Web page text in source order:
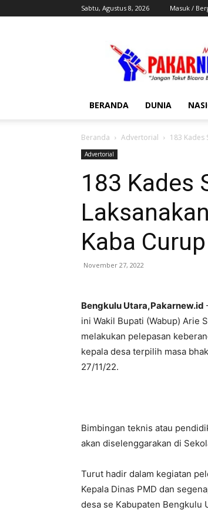
Sabtu, Agustus 8, 2026 Masuk /
BERANDA DUNIA
Beranda Advertorial 183 Kades
Advertorial
183 Kades
Kaba Curup
November 27, 2022
Bengkulu Utara,Pakarnew.id
ini Wakil Bupati (Wabup) Arie
melakukan pelepasan
kepala desa terpilih masa
27/11/22.
Bimbingan teknis atau
akan diselenggarakan di
Turut hadir dalam kegiatan
Kepala Dinas PMD dan
desa se Kabupaten Bengkulu